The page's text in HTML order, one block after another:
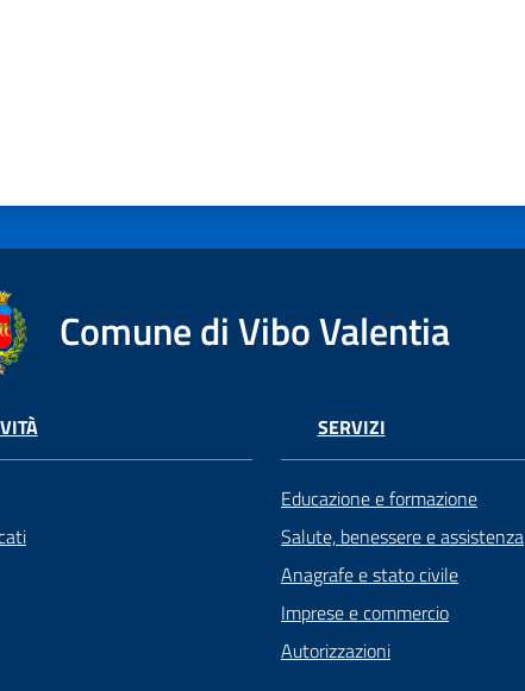
Comune di Vibo Valentia
SERVIZI
Educazione e formazione
Salute, benessere e assistenza
Anagrafe e stato civile
Imprese e commercio
Autorizzazioni